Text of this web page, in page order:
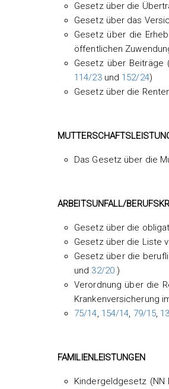
Gesetz über die
Gesetz über das
Gesetz über die
öffentlichen
Gesetz über Beiträge
114/23und 152/24)
Gesetz über die
Das Gesetz über die
ARBEITSUNFALL/
Gesetz über die
Gesetz über die Liste
Gesetz über die
und 32/20)
Verordnung über die
Krankenversicherung
75/14, 154/14, 79/15,
FAMILIENLEISTUNGEN
Kindergeldgesetz (NN